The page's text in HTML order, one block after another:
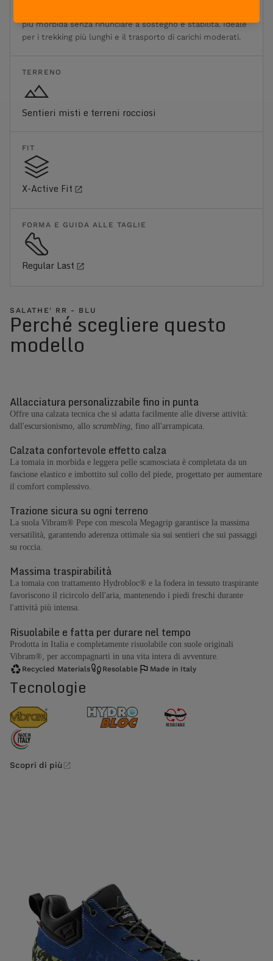
più morbida senza rinunciare a sostegno e stabilità. Ideale
per i trekking più lunghi e il trasporto di carichi moderati.
TERRENO
Sentieri misti e terreni rocciosi
FIT
X-Active Fit
FORMA E GUIDA ALLE TAGLIE
Regular Last
SALATHE' RR - BLU
Perché scegliere questo
modello
Allacciatura personalizzabile fino in punta
Offre una calzata tecnica che si adatta facilmente alle diverse attività:
dall'escursionismo, allo scrambling , fino all'arrampicata.
Calzata confortevole effetto calza
La tomaia in morbida e leggera pelle scamosciata è completata da un
fascione elastico e imbottito sul collo del piede, progettato per aumentare
il comfort complessivo.
Trazione sicura su ogni terreno
La suola Vibram® Pepe con mescola Megagrip garantisce la massima
versatilità, garantendo aderenza ottimale sia sui sentieri che sui passaggi
su roccia.
Massima traspirabilità
La tomaia con trattamento Hydrobloc® e la fodera in tessuto traspirante
favoriscono il ricircolo dell'aria, mantenendo i piedi freschi durante
l'attività più intensa.
Risuolabile e fatta per durare nel tempo
Prodotta in Italia e completamente risuolabile con suole originali
Vibram®, per accompagnarti in una vita intera di avventure.
Recycled Materials Resolable Made in Italy
Tecnologie
Scopri di più